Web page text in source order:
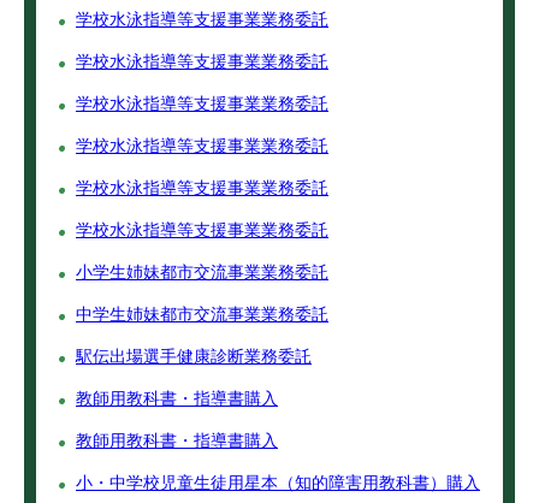
学校水泳指導等支援事業業務委託
学校水泳指導等支援事業業務委託
学校水泳指導等支援事業業務委託
学校水泳指導等支援事業業務委託
学校水泳指導等支援事業業務委託
学校水泳指導等支援事業業務委託
小学生姉妹都市交流事業業務委託
中学生姉妹都市交流事業業務委託
駅伝出場選手健康診断業務委託
教師用教科書・指導書購入
教師用教科書・指導書購入
小・中学校児童生徒用星本（知的障害用教科書）購入